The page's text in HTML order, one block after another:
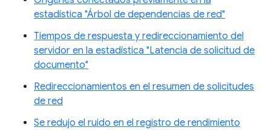
estadística "Árbol de dependencias de red"
Tiempos de respuesta y redireccionamiento del
servidor en la estadística "Latencia de solicitud de
documento"
Redireccionamientos en el resumen de solicitudes
de red
Se redujo el ruido en el registro de rendimiento